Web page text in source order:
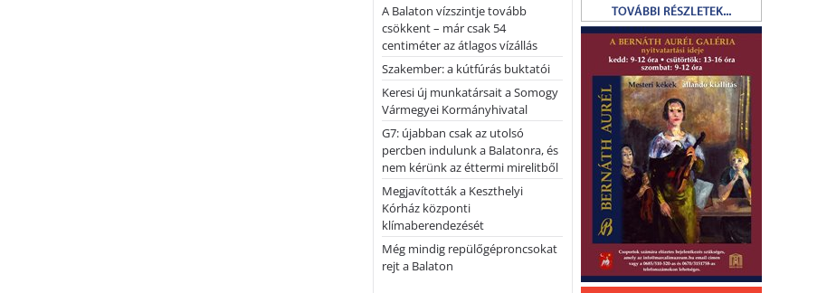
A Balaton vízszintje tovább
csökkent – már csak 54
centiméter az átlagos vízállás
Szakember: a kútfúrás buktatói
Keresi új munkatársait a Somogy
Vármegyei Kormányhivatal
G7: újabban csak az utolsó
percben indulunk a Balatonra, és
nem kérünk az éttermi mirelitből
Megjavították a Keszthelyi
Kórház központi
klímaberendezését
Még mindig repülőgéproncsokat
rejt a Balaton